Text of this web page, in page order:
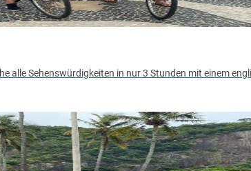
alle Sehenswürdigkeiten in nur 3 Stunden mit einem